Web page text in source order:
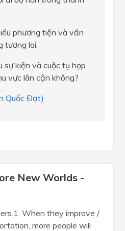
phương tiện và vấn
tương lai.
sự kiện và cuộc tụ họp
vực lân cận không?
Quốc Đạt)
New Worlds -
When they improve /
more people will